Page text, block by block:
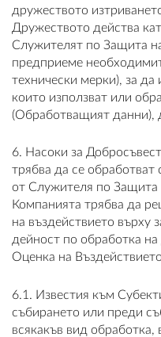
дружеството
Дружеството действа
Служителят по Защита
предприеме
технически мерки), за
които използват или
(Обработващият данни),
6. Насоки за
трябва да се
от Служителя по Защита
Компанията трябва да
на въздействието върху
дейност по обработка на
Оценка на
6.1. Известия към
събирането или преди
всякакъв вид